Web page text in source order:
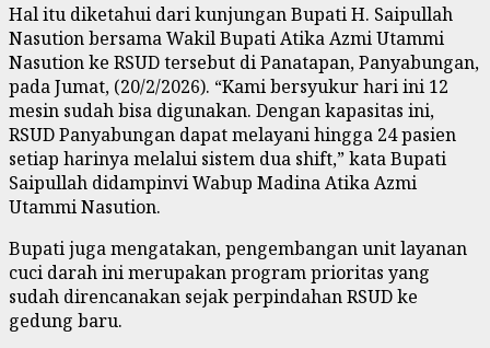
Hal itu diketahui dari kunjungan Bupati H. Saipullah
Nasution bersama Wakil Bupati Atika Azmi Utammi
Nasution ke RSUD tersebut di Panatapan, Panyabungan,
pada Jumat, (20/2/2026). “Kami bersyukur hari ini 12
mesin sudah bisa digunakan. Dengan kapasitas ini,
RSUD Panyabungan dapat melayani hingga 24 pasien
setiap harinya melalui sistem dua shift,” kata Bupati
Saipullah didampinvi Wabup Madina Atika Azmi
Utammi Nasution.
Bupati juga mengatakan, pengembangan unit layanan
cuci darah ini merupakan program prioritas yang
sudah direncanakan sejak perpindahan RSUD ke
gedung baru.